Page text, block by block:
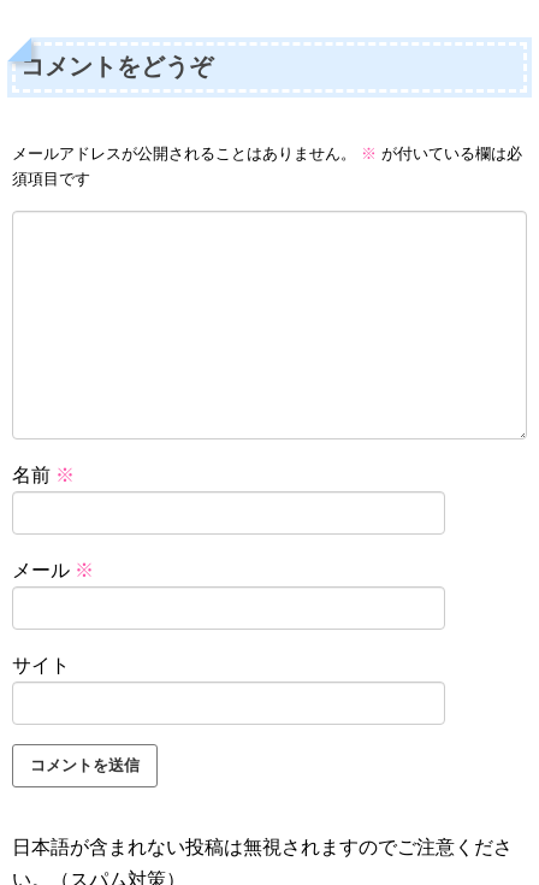
コメントをどうぞ
メールアドレスが公開されることはありません。 ※ が付いている欄は必
須項目です
名前 ※
メール ※
サイト
日本語が含まれない投稿は無視されますのでご注意くださ
い。（スパム対策）